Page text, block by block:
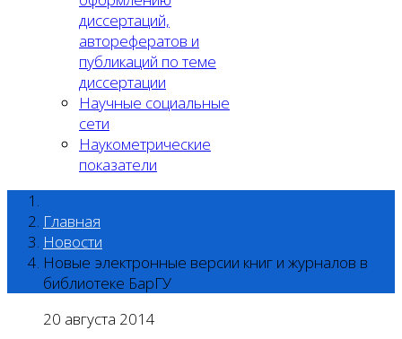
диссертаций,
авторефератов и
публикаций по теме
диссертации
Научные социальные
сети
Наукометрические
показатели
Главная
Новости
Новые электронные версии книг и журналов в
библиотеке БарГУ
20 августа 2014